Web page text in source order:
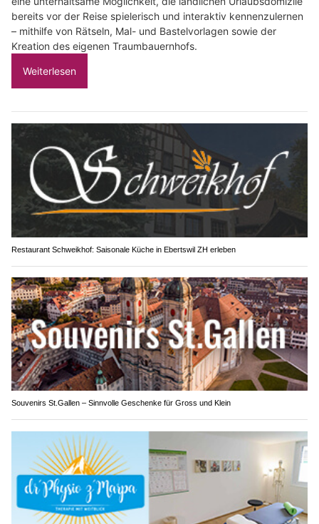
bereits vor der Reise spielerisch und interaktiv kennenzulernen
– mithilfe von Rätseln, Mal- und Bastelvorlagen sowie der
Kreation des eigenen Traumbauernhofs.
Weiterlesen
Restaurant Schweikhof: Saisonale Küche in Ebertswil ZH erleben
Souvenirs St.Gallen – Sinnvolle Geschenke für Gross und Klein